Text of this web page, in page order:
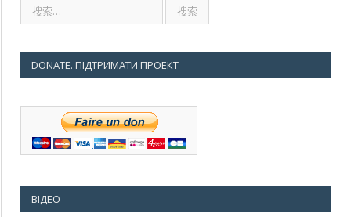
DONATE. ПІДТРИМАТИ ПРОЕКТ
ВІДЕО